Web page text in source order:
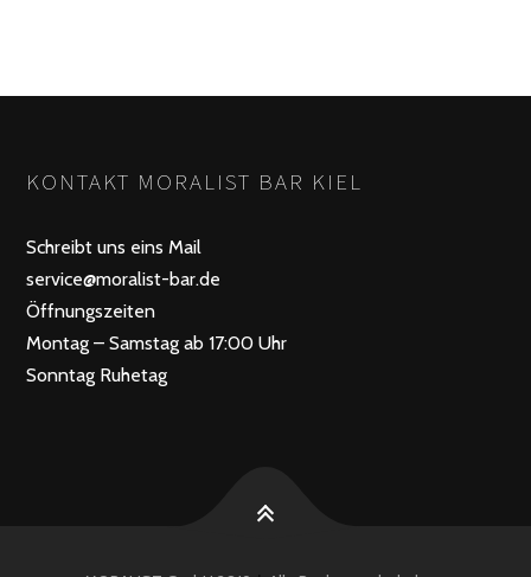
KONTAKT MORALIST BAR KIEL
Schreibt uns eins Mail
service@moralist-bar.de
Öffnungszeiten
Montag – Samstag ab 17:00 Uhr
Sonntag Ruhetag